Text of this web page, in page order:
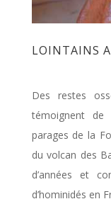
LOINTAINS
Des restes
témoignent de
parages de la
du volcan des
d’années et
d’hominidés en